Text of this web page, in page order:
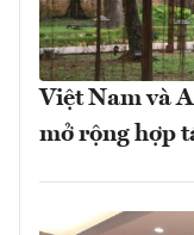
Việt Nam và
mở rộng hợp